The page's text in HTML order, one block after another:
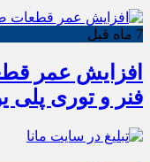
7 ماه قبل
افزایش عمر
فنر و توری پلی